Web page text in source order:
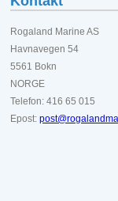
Rogaland
Havnavegen 54
5561
Telefon:
Epost: